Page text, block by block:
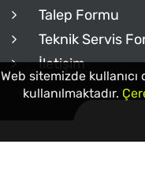
Talep Formu
Teknik Servis
İletişim
Web sitemizde
kullanılmaktadır.